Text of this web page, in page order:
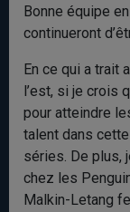
Bonne équipe
continueront
En ce qui a trait
l’est, si je crois
pour atteindre
talent dans
séries. De plus,
chez les
Malkin-Letang